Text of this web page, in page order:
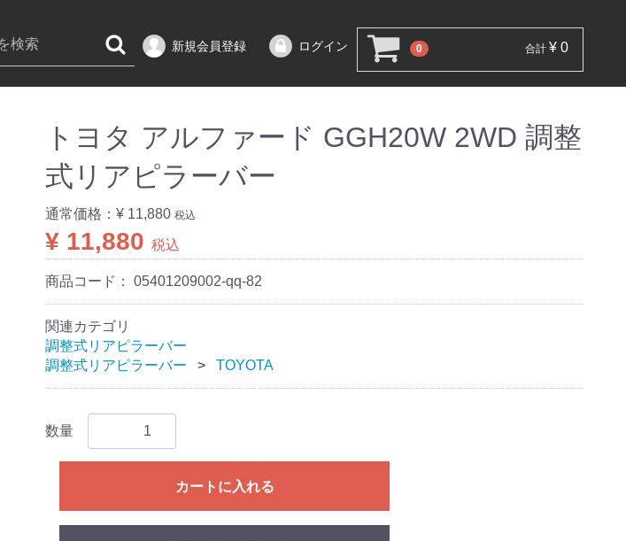
0 合計 ¥ 0
新規会員登録 ログイン
トヨタ アルファード GGH20W 2WD 調整
式リアピラーバー
通常価格： ¥ 11,880 税込
¥ 11,880 税込
商品コード： 05401209002-qq-82
関連カテゴリ
調整式リアピラーバー
調整式リアピラーバー
TOYOTA
数量
カートに入れる